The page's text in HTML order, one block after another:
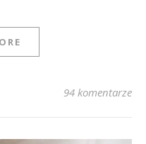
94 komentarze